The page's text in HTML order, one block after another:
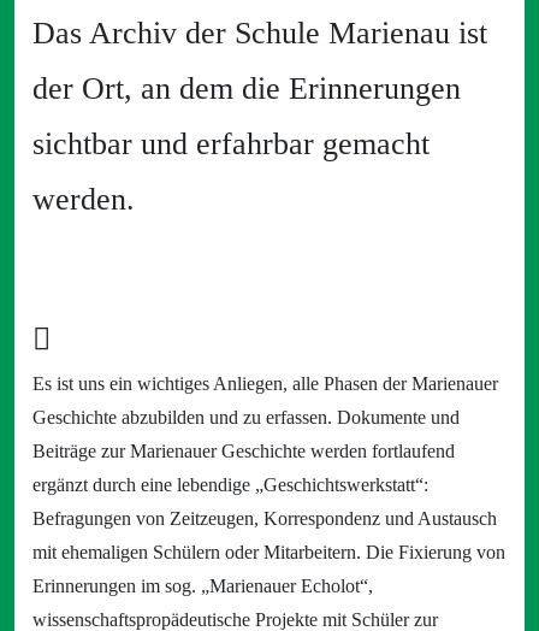
Das Archiv der Schule Marienau ist
der Ort, an dem die Erinnerungen
sichtbar und erfahrbar gemacht
werden.
Es ist uns ein wichtiges Anliegen, alle Phasen der Marienauer
Geschichte abzubilden und zu erfassen. Dokumente und
Beiträge zur Marienauer Geschichte werden fortlaufend
ergänzt durch eine lebendige „Geschichtswerkstatt“:
Befragungen von Zeitzeugen, Korrespondenz und Austausch
mit ehemaligen Schülern oder Mitarbeitern. Die Fixierung von
Erinnerungen im sog. „Marienauer Echolot“,
wissenschaftspropädeutische Projekte mit Schüler zur